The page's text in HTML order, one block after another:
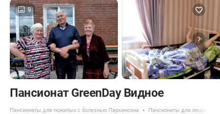
9
Пансионат GreenDay Видное
Пансионаты для пожилых с болезнью Паркинсона Пансионаты для людей с